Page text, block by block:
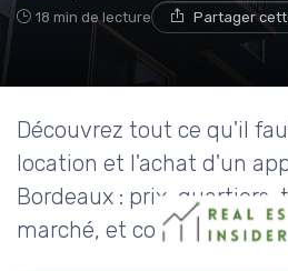
18 min de lecture Partager
Découvrez tout ce qu'il
location et l'achat d'un
Bordeaux : prix, quartiers,
marché, et conseils